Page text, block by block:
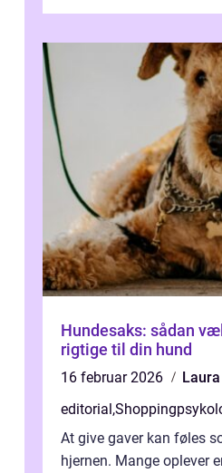
Hundesaks: sådan
rigtige til din hund
16 februar 2026
editorial,
At give gaver kan føles
hjernen. Mange oplever